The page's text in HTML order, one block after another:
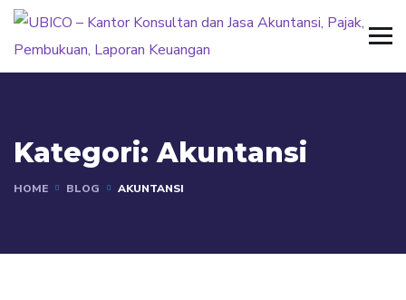
Kategori:Akuntansi
HOME BLOG AKUNTANSI